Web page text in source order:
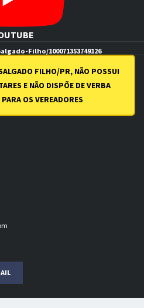
Filho/100071353749126
FILHO/PR, NÃO POSSUI
E NÃO DISPÕE DE VERBA
OS VEREADORES